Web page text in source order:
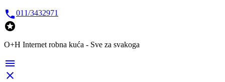
011/3432971

O+H Internet robna kuća - Sve za svakoga

